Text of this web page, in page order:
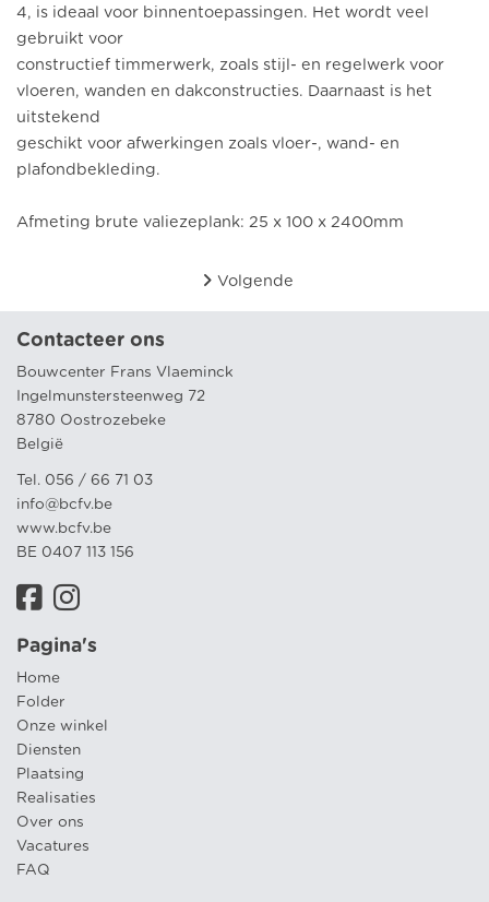
4, is ideaal voor binnentoepassingen. Het wordt veel
gebruikt voor
constructief timmerwerk, zoals stijl- en regelwerk voor
vloeren, wanden en dakconstructies. Daarnaast is het
uitstekend
geschikt voor afwerkingen zoals vloer-, wand- en
plafondbekleding.
Afmeting brute valiezeplank: 25 x 100 x 2400mm
Volgende
Contacteer ons
Bouwcenter Frans Vlaeminck
Ingelmunstersteenweg 72
8780 Oostrozebeke
België
Tel. 056 / 66 71 03
info@bcfv.be
www.bcfv.be
BE 0407 113 156
Pagina's
Home
Folder
Onze winkel
Diensten
Plaatsing
Realisaties
Over ons
Vacatures
FAQ